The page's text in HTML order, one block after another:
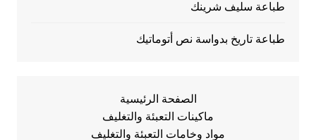
طباعة سليف شرينك
طباعة تاريخ بدواسة نص أتوماتيك
الصفحة الرئيسية
ماكينات التعبئة والتغليف
مواد وخامات التعبئة والتغليف